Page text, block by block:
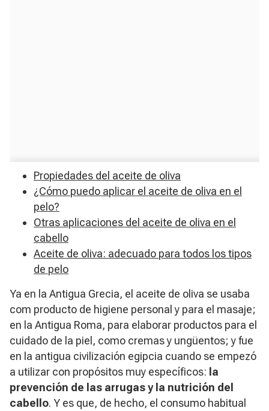
Propiedades del aceite de oliva
¿Cómo puedo aplicar el aceite de oliva en el
pelo?
Otras aplicaciones del aceite de oliva en el
cabello
Aceite de oliva: adecuado para todos los tipos
de pelo
Ya en la Antigua Grecia, el aceite de oliva se usaba
com producto de higiene personal y para el masaje;
en la Antigua Roma, para elaborar productos para el
cuidado de la piel, como cremas y ungüentos; y fue
en la antigua civilización egipcia cuando se empezó
a utilizar con propósitos muy específicos: la
prevención de las arrugas y la nutrición del
cabello. Y es que, de hecho, el consumo habitual